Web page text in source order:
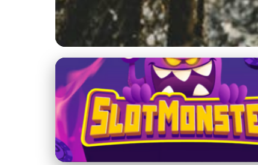
Turistické trasy a výlety
Objavte krásy
16. 1. 2026· 3 min čítania · Autor: Marek Tichý